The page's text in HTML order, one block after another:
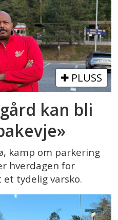
PLUSS
kan bli
kamp om parkering
hverdagen for
tydelig varsko.